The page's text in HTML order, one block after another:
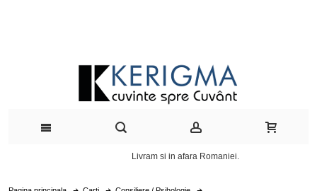
Livram si in afara Romaniei.